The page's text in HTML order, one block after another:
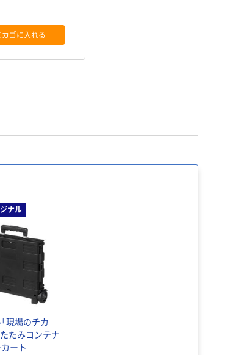
カゴに入れる
ナル
現場のチカ
たたみコンテナ
ート